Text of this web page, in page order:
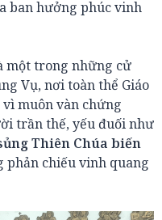
ban hưởng phúc vinh
một trong những cử
Vụ, nơi toàn thể Giáo
muôn vàn chứng
trần thế, yếu đuối như
Thiên Chúa biến
phản chiếu vinh quang